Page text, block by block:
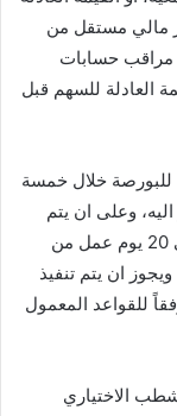
مالي مستقل من
مراقب حسابات
العادلة للسهم قبل
للبورصة خلال خمسة
وعلى ان يتم
الانتهاء من شطب قيد أسهم الشركة بحد اقصى 20 يوم عمل من
ان يتم تنفيذ
للقواعد المعمول
الاختياري